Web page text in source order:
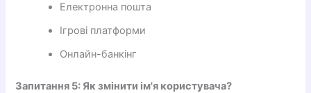
Електронна пошта
Ігрові платформи
Онлайн-банкінг
Запитання 5: Як змінити ім'я користувача?